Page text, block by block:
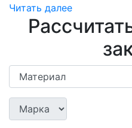
Читать далее